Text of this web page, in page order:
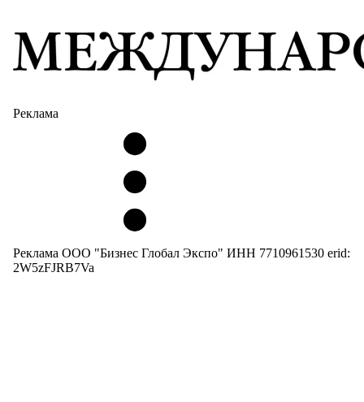
Реклама
Реклама ООО "Бизнес Глобал Экспо" ИНН 7710961530 erid:
2W5zFJRB7Va